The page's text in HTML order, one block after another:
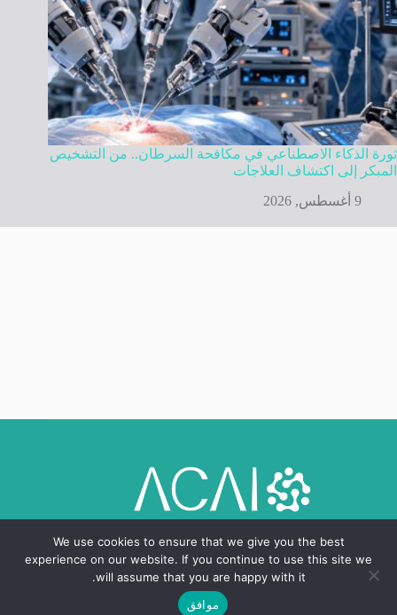
ثورة الذكاء الاصطناعي في مكافحة السرطان.. من التشخيص
المبكر إلى اكتشاف العلاجات
9 أغسطس, 2026
حقوق النشر © 2024 - 2026، المركز العربي للذكاء
We use cookies to ensure that we give you the best
experience on our website. If you continue to use this site we
will assume that you are happy with it.
موافق